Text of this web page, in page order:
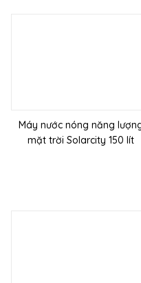
Máy nước nóng năng
mặt trời Solarcity 150 lít